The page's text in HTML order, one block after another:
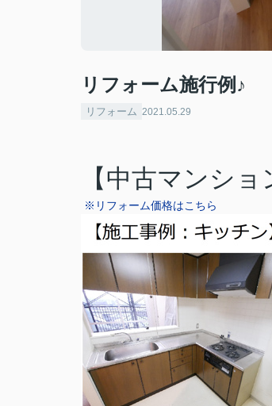
リフォーム施行例♪
リフォーム 2021.05.29
【中古マンシ
※リフォーム価格はこちら